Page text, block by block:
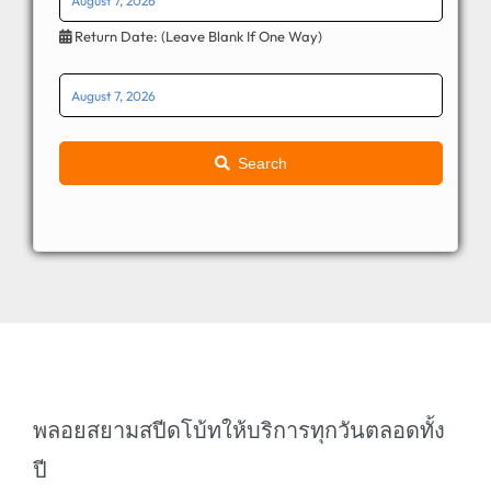
Return Date: (leave Blank If One Way)
Search
พลอยสยามสปีดโบ้ทให้บริการทุกวันตลอดทั้ง
ปี